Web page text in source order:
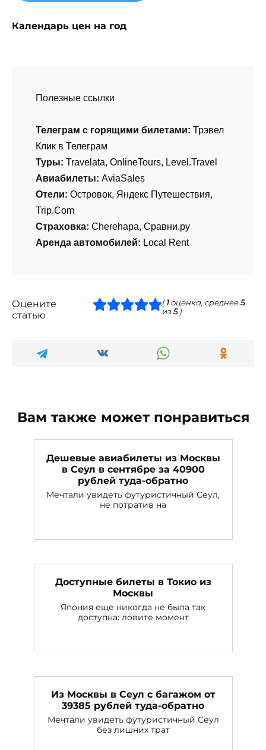
Календарь цен на год
Полезные ссылки
Телеграм с горящими билетами: Трэвел
Клик в Телеграм
Туры: Travelata, OnlineTours, Level.Travel
Авиабилеты: AviaSales
Отели: Островок, Яндекс Путешествия,
Trip.Com
Страховка: Cherehapa, Сравни.ру
Аренда автомобилей: Local Rent
Оцените
статью
( 1 оценка, среднее5
из5)
Вам также может понравиться
Дешевые авиабилеты из Москвы
в Сеул в сентябре за 40900
рублей туда-обратно
Мечтали увидеть футуристичный Сеул,
не потратив на
Доступные билеты в Токио из
Москвы
Япония еще никогда не была так
доступна: ловите момент
Из Москвы в Сеул с багажом от
39385 рублей туда-обратно
Мечтали увидеть футуристичный Сеул
без лишних трат